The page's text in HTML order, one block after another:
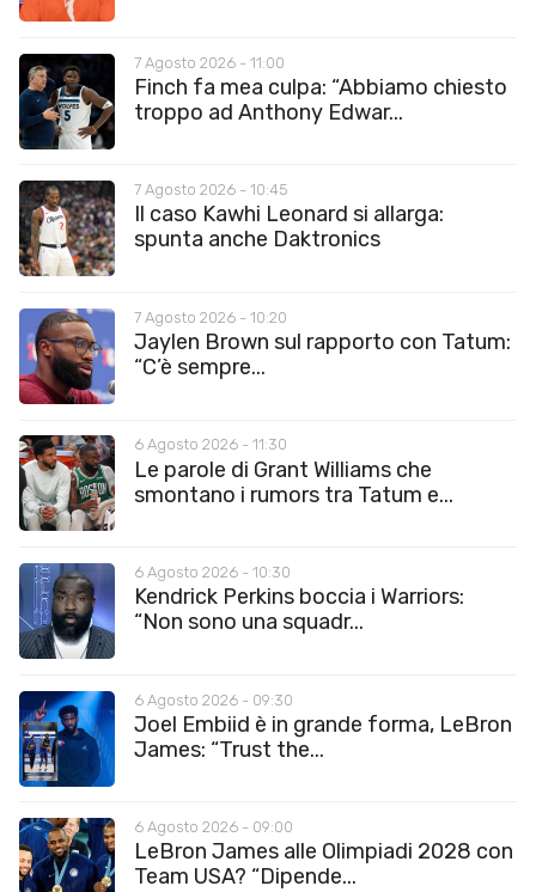
7 Agosto 2026 - 11:00
Finch fa mea culpa: “Abbiamo chiesto
troppo ad Anthony Edwar...
7 Agosto 2026 - 10:45
Il caso Kawhi Leonard si allarga:
spunta anche Daktronics
7 Agosto 2026 - 10:20
Jaylen Brown sul rapporto con Tatum:
“C’è sempre...
6 Agosto 2026 - 11:30
Le parole di Grant Williams che
smontano i rumors tra Tatum e...
6 Agosto 2026 - 10:30
Kendrick Perkins boccia i Warriors:
“Non sono una squadr...
6 Agosto 2026 - 09:30
Joel Embiid è in grande forma, LeBron
James: “Trust the...
6 Agosto 2026 - 09:00
LeBron James alle Olimpiadi 2028 con
Team USA? “Dipende...